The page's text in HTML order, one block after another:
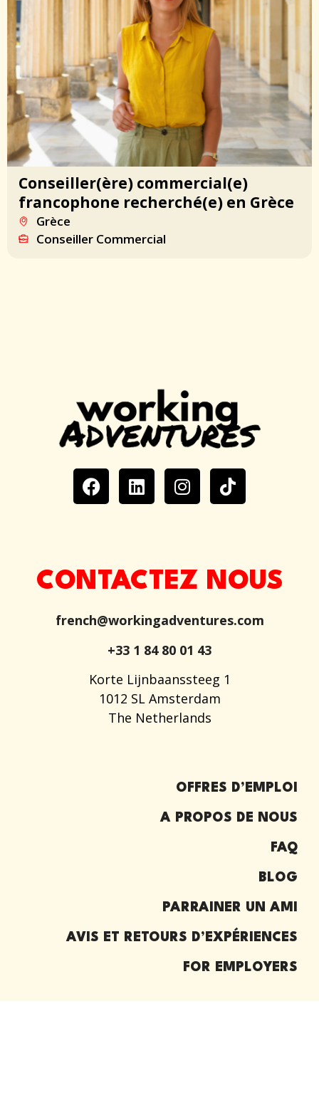
Conseiller(ère) commercial(e)
francophone recherché(e) en Grèce
Grèce
Conseiller Commercial
CONTACTEZ NOUS
french@workingadventures.com
+33 1 84 80 01 43
Korte Lijnbaanssteeg 1
1012 SL Amsterdam
The Netherlands
OFFRES D’EMPLOI
A PROPOS DE NOUS
FAQ
BLOG
PARRAINER UN AMI
AVIS ET RETOURS D’EXPÉRIENCES
FOR EMPLOYERS